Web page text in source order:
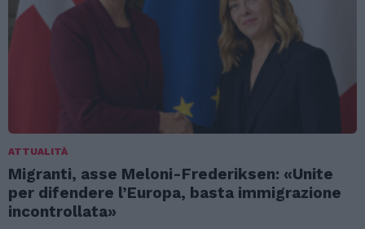
ATTUALITÀ
Migranti, asse Meloni-Frederiksen: «Unite
per difendere l’Europa, basta immigrazione
incontrollata»